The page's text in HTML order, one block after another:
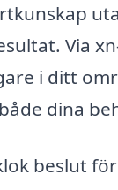
Via
i ditt
dina
beslut